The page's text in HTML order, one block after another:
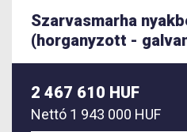
Szarvasmarha
(horganyzott -
2 467 610 HUF
Nettó 1 943 000 HUF